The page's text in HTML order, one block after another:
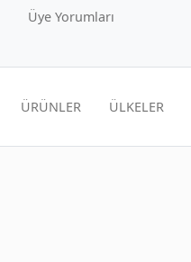
Üye Yorumları
ÜRÜNLER ÜLKELER